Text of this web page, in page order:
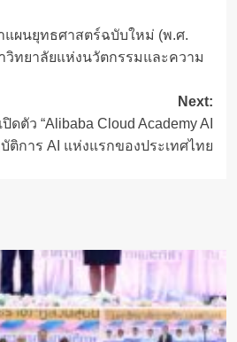
ผนยุทธศาสตร์ฉบับใหม่ (พ.ศ.
วิทยาลัยแห่งนวัตกรรมและความ
Next:
ดตัว “Alibaba Cloud Academy AI
ติการ AI แห่งแรกของประเทศไทย